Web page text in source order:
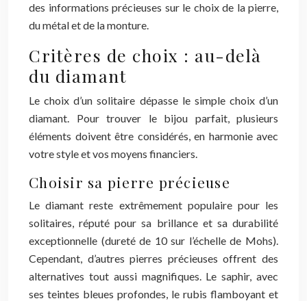
des informations précieuses sur le choix de la pierre,
du métal et de la monture.
Critères de choix : au-delà
du diamant
Le choix d’un solitaire dépasse le simple choix d’un
diamant. Pour trouver le bijou parfait, plusieurs
éléments doivent être considérés, en harmonie avec
votre style et vos moyens financiers.
Choisir sa pierre précieuse
Le diamant reste extrêmement populaire pour les
solitaires, réputé pour sa brillance et sa durabilité
exceptionnelle (dureté de 10 sur l’échelle de Mohs).
Cependant, d’autres pierres précieuses offrent des
alternatives tout aussi magnifiques. Le saphir, avec
ses teintes bleues profondes, le rubis flamboyant et